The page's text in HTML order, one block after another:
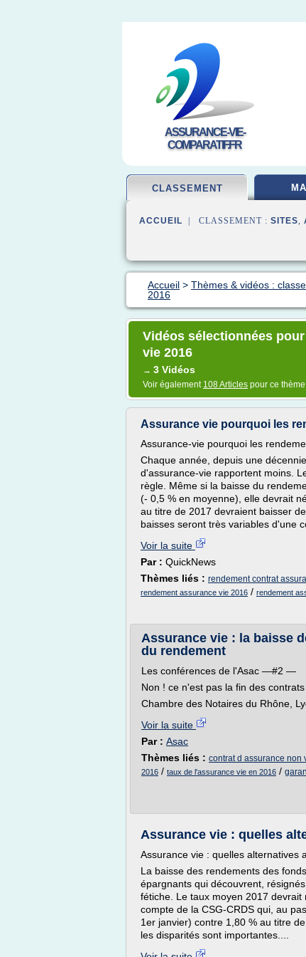
ASSURANCE-VIE-
COMPARATIF.FR
CLASSEMENT
ACCUEIL | CLASSEMENT : SITES,
Accueil > Thèmes & vidéos :
2016
Vidéos sélectionnées
vie 2016
→ 3 Vidéos
Voir également 108 Articles pour ce thème
Assurance vie pourquoi les
Assurance-vie pourquoi les
Chaque année, depuis une
d'assurance-vie rapportent moins.
règle. Même si la baisse du
(- 0,5 % en moyenne), elle devrait
au titre de 2017 devraient baisser
baisses seront très variables d'une
Voir la suite
Par : QuickNews
Thèmes liés : rendement contrat
rendement assurance vie 2016 / rendement
Assurance vie : la baisse
du rendement
Les conférences de l'Asac —#2 —
Non ! ce n'est pas la fin des
Chambre des Notaires du Rhône,
Voir la suite
Par : Asac
Thèmes liés : contrat d assurance non
2016 / taux de l'assurance vie en 2016 /
Assurance vie : quelles
Assurance vie : quelles alternatives
La baisse des rendements des
épargnants qui découvrent,
fétiche. Le taux moyen 2017
compte de la CSG-CRDS qui, au
1er janvier) contre 1,80 % au titre
les disparités sont importantes....